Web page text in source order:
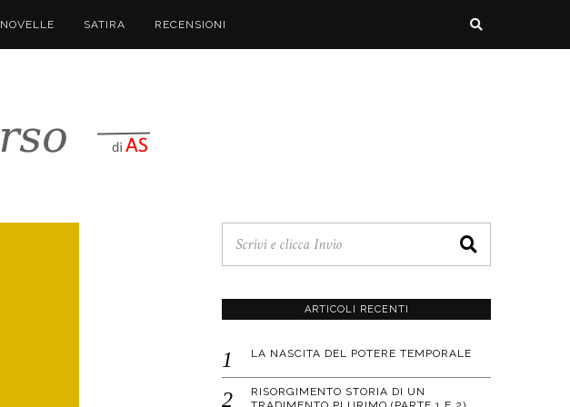
NOVELLE SATIRA RECENSIONI
ARTICOLI RECENTI
LA NASCITA DEL POTERE TEMPORALE
RISORGIMENTO STORIA DI UN